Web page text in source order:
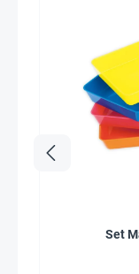
Set